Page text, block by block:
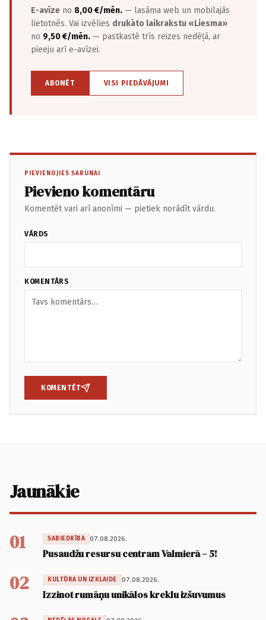
E-avīze no 8,00 €/mēn. — lasāma web un mobilajās
lietotnēs. Vai izvēlies drukāto laikrakstu «Liesma»
no 9,50 €/mēn. — pastkastē trīs reizes nedēļā, ar
pieeju arī e-avīzei.
ABONĒT VISI PIEDĀVĀJUMI
PIEVIENOJIES SARUNAI
Pievieno komentāru
Komentēt vari arī anonīmi — pietiek norādīt vārdu.
VĀRDS
KOMENTĀRS
KOMENTĒT
Jaunākie
01 SABIEDRĪBA 07.08.2026.
Pusaudžu resursu centram Valmierā – 5!
02 KULTŪRA UN IZKLAIDE 07.08.2026.
Izzinot rumāņu unikālos kreklu izšuvumus